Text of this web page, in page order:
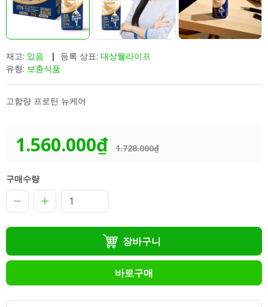
재고: 있음 | 등록 상표: 대상웰라이프
유형: 보충식품
고함량 프로틴 뉴케어
1.560.000₫ 1.728.000₫
구매수량
장바구니
바로구매